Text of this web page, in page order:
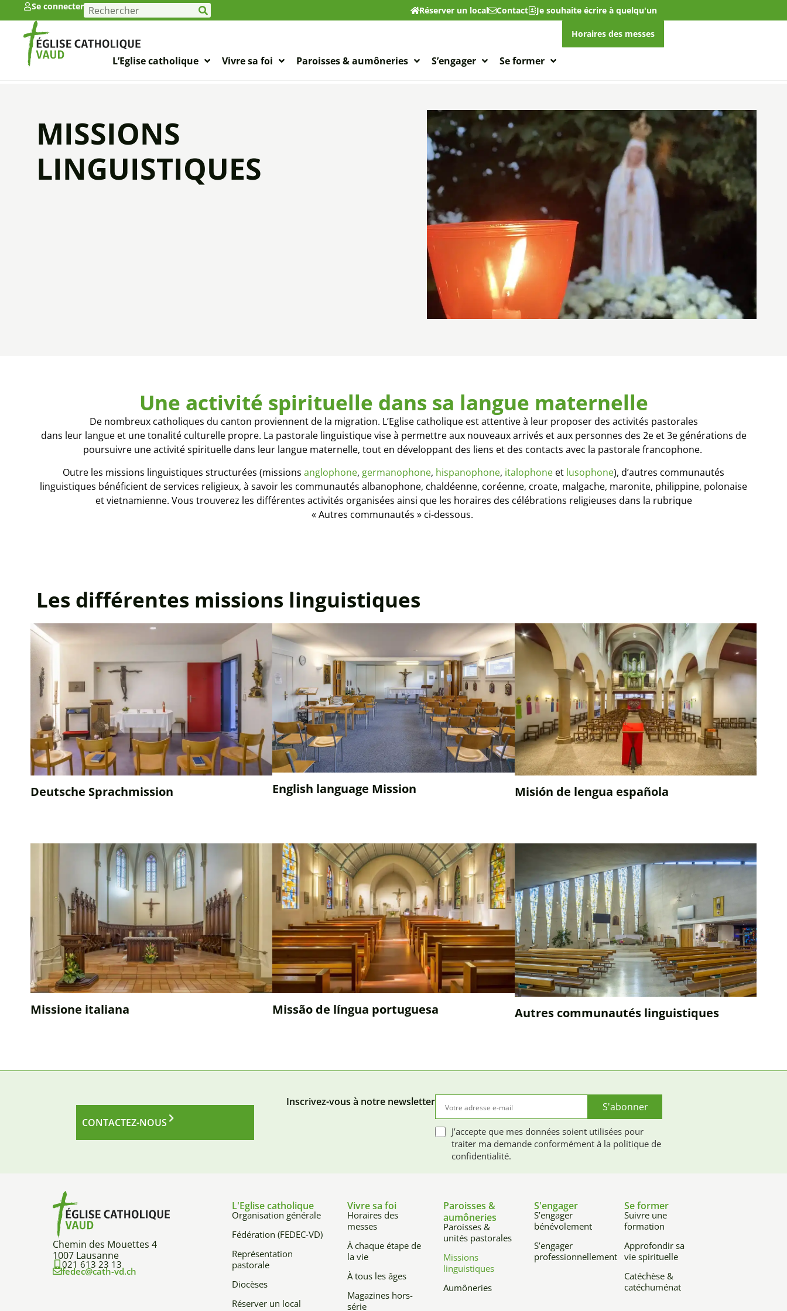
Se connecter Réserver un local Contact Je souhaite écrire à quelqu'un
L’Eglise catholique Vivre sa foi Paroisses & aumôneries S’engager Se former
Horaires des messes
MISSIONS
LINGUISTIQUES
Une activité spirituelle dans sa langue maternelle
De nombreux catholiques du canton proviennent de la migration. L’Eglise catholique est attentive à leur proposer des activités pastorales
dans leur langue et une tonalité culturelle propre. La pastorale linguistique vise à permettre aux nouveaux arrivés et aux personnes des 2e et 3e générations de
poursuivre une activité spirituelle dans leur langue maternelle, tout en développant des liens et des contacts avec la pastorale francophone.
Outre les missions linguistiques structurées (missions anglophone, germanophone, hispanophone, italophone et lusophone), d’autres communautés
linguistiques bénéficient de services religieux, à savoir les communautés albanophone, chaldéenne, coréenne, croate, malgache, maronite, philippine, polonaise
et vietnamienne. Vous trouverez les différentes activités organisées ainsi que les horaires des célébrations religieuses dans la rubrique
« Autres communautés » ci-dessous.
Les différentes missions linguistiques
Deutsche Sprachmission English language Mission Misión de lengua española
Missione italiana Missão de língua portuguesa Autres communautés linguistiques
CONTACTEZ-NOUS
Inscrivez-vous à notre newsletter S'abonner
J’accepte que mes données soient utilisées pour
traiter ma demande conformément à la politique de
confidentialité.
Chemin des Mouettes 4
1007 Lausanne
021 613 23 13
fedec@cath-vd.ch
L'Eglise catholique
Organisation générale
Fédération (FEDEC-VD)
Représentation
pastorale
Diocèses
Réserver un local
Vivre sa foi
Horaires des
messes
À chaque étape de
la vie
À tous les âges
Magazines hors-
série
Paroisses &
aumôneries
Paroisses &
unités pastorales
Missions
linguistiques
Aumôneries
S'engager
S’engager
bénévolement
S’engager
professionnellement
Se former
Suivre une
formation
Approfondir sa
vie spirituelle
Catéchèse &
catéchuménat